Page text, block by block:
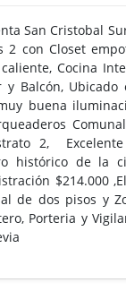
San Cristobal
2 con Closet
Cocina
y Balcón,
buena
2,
histórico de la
$214.000
de dos pisos y
Porteria y